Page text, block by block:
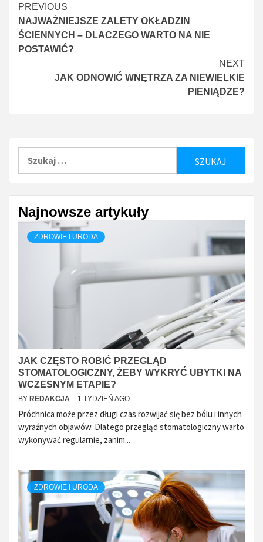
Continue
Reading
PREVIOUS
NAJWAŻNIEJSZE ZALETY OKŁADZIN
ŚCIENNYCH – DLACZEGO WARTO NA NIE
POSTAWIĆ?
NEXT
JAK ODNOWIĆ WNĘTRZA ZA NIEWIELKIE
PIENIĄDZE?
Najnowsze artykuły
ZDROWIE I URODA
JAK CZĘSTO ROBIĆ PRZEGLĄD
STOMATOLOGICZNY, ŻEBY WYKRYĆ UBYTKI NA
WCZESNYM ETAPIE?
BY REDAKCJA 1 TYDZIEŃ AGO
Próchnica może przez długi czas rozwijać się bez bólu i innych
wyraźnych objawów. Dlatego przegląd stomatologiczny warto
wykonywać regularnie, zanim...
ZDROWIE I URODA